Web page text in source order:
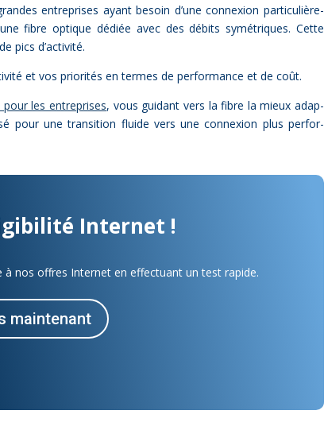
en­tre­prises ayant be­soin d’une connexion par­ti­cu­liè­re­
fibre op­tique dé­diée avec des dé­bits sy­mé­triques. Cette
pics d’activité.
et vos prio­ri­tés en termes de per­for­mance et de coût.
les en­tre­prises, vous gui­dant vers la fibre la mieux adap­
pour une tran­si­tion fluide vers une connexion plus per­for­
In­ter­net !
nos offres Internet en effectuant un test rapide.
main­te­nant